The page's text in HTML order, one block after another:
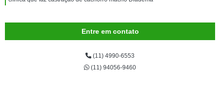
Entre em contato
(11) 4990-6553
(11) 94056-9460